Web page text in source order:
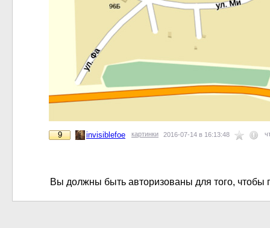
9 invisiblefoe картинки 2016-07-14 в 16:13:48
Вы должны быть авторизованы для того, чтобы